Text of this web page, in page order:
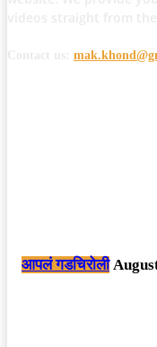
आपलं गडचिरोली